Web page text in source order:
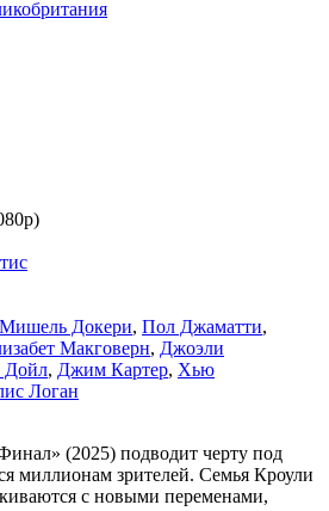
Мишель Докери, Пол Джаматти,
Макговерн, Джоэли
Дойл, Джим Картер, Хью
Логан
(2025) подводит черту под
миллионам зрителей. Семья Кроули
с новыми переменами,